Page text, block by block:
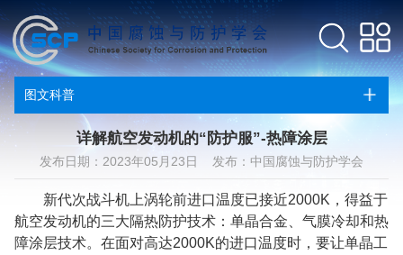
图文科普
详解航空发动机的“防护服”-热障涂层
发布日期：2023年05月23日 发布：中国腐蚀与防护学会
新代次战斗机上涡轮前进口温度已接近2000K ，得益于
航空发动机的三大隔热防护技术：单晶合金、气膜冷却和热
障涂层技术。在面对高达2000K的进口温度时，要让单晶工